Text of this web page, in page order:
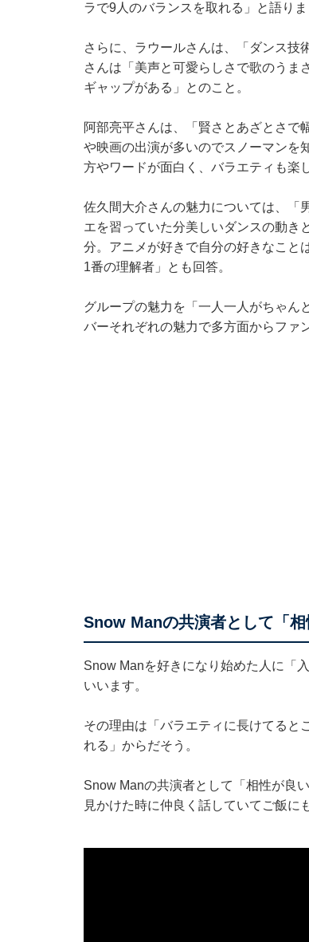
ラで9人のバランスを取れる」と語りま
さらに、ラウールさんは、「ダンス技
さんは「美声と可愛らしさで歌のうま
ギャップがある」とのこと。
阿部亮平さんは、「賢さとあざとさで
や映画の出演が多いのでスノーマンを
方やワードが面白く、バラエティも楽
佐久間大介さんの魅力については、「
エを習っていた分美しいダンスの動き
分。アニメが好きで自分の好きなこと
1番の理解者」とも回答。
グループの魅力を「一人一人がちゃん
バーそれぞれの魅力で多方面からファ
Snow Manの共演者として「相
Snow Manを好きになり始めた人に「
いいます。
その理由は「バラエティに長けてると
れる」からだそう。
Snow Manの共演者として「相性が良
見かけた時に仲良く話していてご飯に